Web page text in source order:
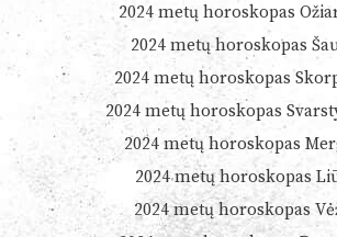
2024 metų horoskopas
2024 metų horoskopas
2024 metų horoskopas
2024 metų horoskopas
2024 metų horoskopas
2024 metų horoskopas
2024 metų horoskopas